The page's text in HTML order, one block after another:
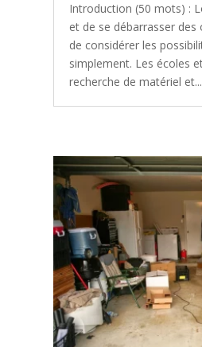
Introduction (50 mots) :
et de se débarrasser
de considérer les
simplement. Les écoles
recherche de matériel et...